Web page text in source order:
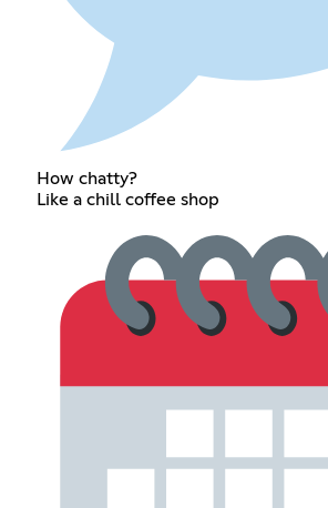
How chatty?
Like a chill coffee shop